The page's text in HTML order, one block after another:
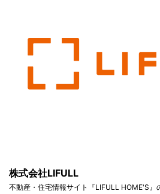
株式会社LIFULL
不動産・住宅情報サイト『LIFULL HOME'S』